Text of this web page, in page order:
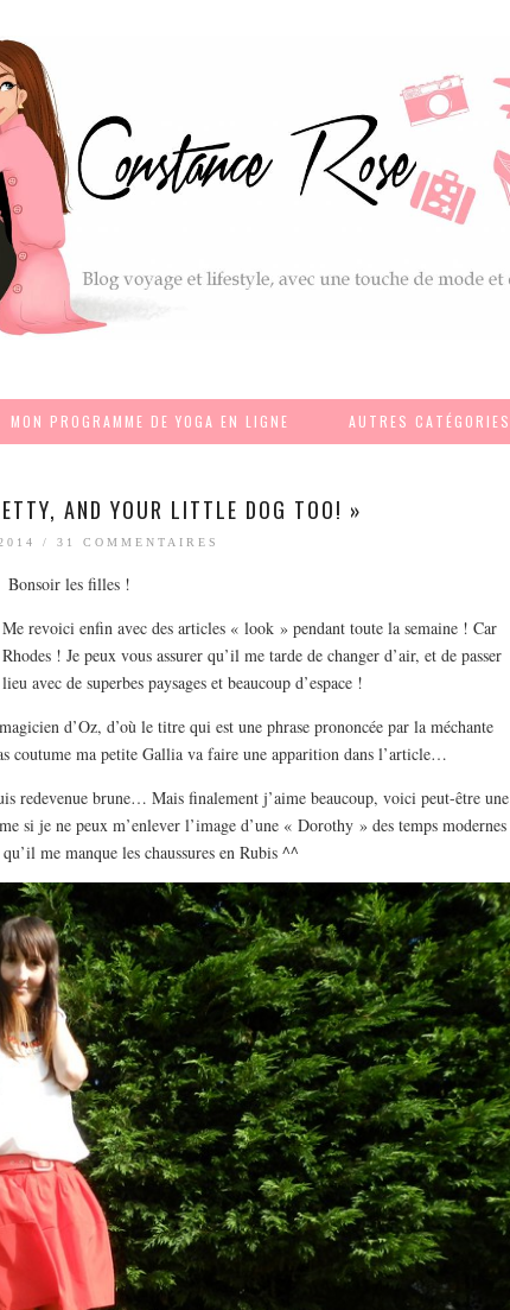
MON PROGRAMME DE YOGA EN LIGNE AUTRES CATÉGORIES
AND YOUR LITTLE DOG TOO! »
/31 COMMENTAIRES
Bonsoir les filles !
Me revoici enfin avec des articles « look » pendant toute la semaine ! Car
! Je peux vous assurer qu’il me tarde de changer d’air, et de passer
avec de superbes paysages et beaucoup d’espace !
d’Oz, d’où le titre qui est une phrase prononcée par la méchante
coutume ma petite Gallia va faire une apparition dans l’article…
redevenue brune… Mais finalement j’aime beaucoup, voici peut-être une
si je ne peux m’enlever l’image d’une « Dorothy » des temps modernes
me manque les chaussures en Rubis ^^